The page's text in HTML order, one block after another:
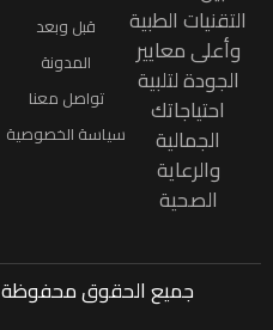
التقنيات الطبية
وأعلى معايير
الجودة لتلبية
احتياجاتك
الجمالية
والرعاية
الصحية
قبل وبعد
المدونة
تواصل معنا
سياسة الخصوصية
جميع الحقوق محفوظة